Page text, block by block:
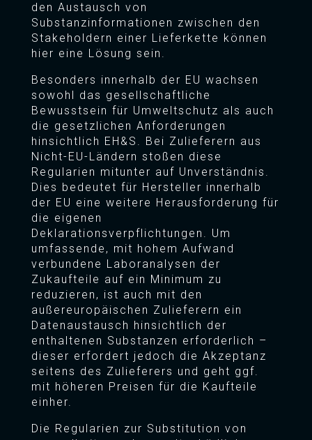
den Austausch von
Substanzinformationen zwischen den
Stakeholdern einer Lieferkette können
hier eine Lösung sein.
Besonders innerhalb der EU wachsen
sowohl das gesellschaftliche
Bewusstsein für Umweltschutz als auch
die gesetzlichen Anforderungen
hinsichtlich EH&S. Bei Zulieferern aus
Nicht-EU-Ländern stoßen diese
Regularien mitunter auf Unverständnis.
Dies bedeutet für Hersteller innerhalb
der EU eine weitere Herausforderung für
die eigenen
Deklarationsverpflichtungen. Um
umfassende, mit hohem Aufwand
verbundene Laboranalysen der
Zukaufteile auf ein Minimum zu
reduzieren, ist auch mit den
außereuropäischen Zulieferern ein
Datenaustausch hinsichtlich der
enthaltenen Substanzen erforderlich –
dieser erfordert jedoch die Akzeptanz
seitens des Zulieferers und geht ggf.
mit höheren Preisen für die Kaufteile
einher.
Die Regularien zur Substitution von